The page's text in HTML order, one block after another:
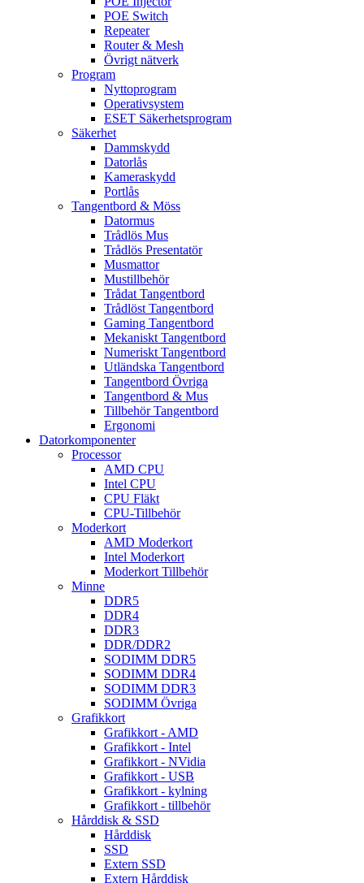
POE Switch
Repeater
Router & Mesh
Övrigt nätverk
Program
Nyttoprogram
Operativsystem
ESET Säkerhetsprogram
Säkerhet
Dammskydd
Datorlås
Kameraskydd
Portlås
Tangentbord & Möss
Datormus
Trådlös Mus
Trådlös Presentatör
Musmattor
Mustillbehör
Trådat Tangentbord
Trådlöst Tangentbord
Gaming Tangentbord
Mekaniskt Tangentbord
Numeriskt Tangentbord
Utländska Tangentbord
Tangentbord Övriga
Tangentbord & Mus
Tillbehör Tangentbord
Ergonomi
Datorkomponenter
Processor
AMD CPU
Intel CPU
CPU Fläkt
CPU-Tillbehör
Moderkort
AMD Moderkort
Intel Moderkort
Moderkort Tillbehör
Minne
DDR5
DDR4
DDR3
DDR/DDR2
SODIMM DDR5
SODIMM DDR4
SODIMM DDR3
SODIMM Övriga
Grafikkort
Grafikkort - AMD
Grafikkort - Intel
Grafikkort - NVidia
Grafikkort - USB
Grafikkort - kylning
Grafikkort - tillbehör
Hårddisk & SSD
Hårddisk
SSD
Extern SSD
Extern Hårddisk